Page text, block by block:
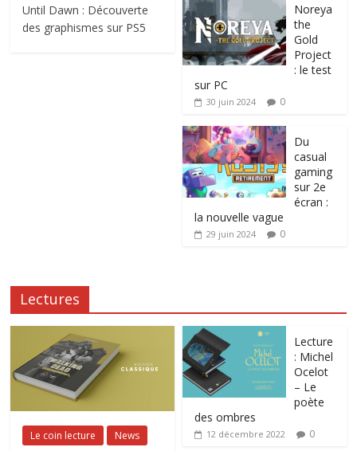
Until Dawn : Découverte
des graphismes sur PS5
Noreya
the
Gold
Project
: le test
sur PC
30 juin 2024 0
Du
casual
gaming
sur 2e
écran :
la nouvelle vague
29 juin 2024 0
Lectures
Le coin lecture News
Lecture
: Michel
Ocelot
– Le
poète
des ombres
12 décembre 2022 0